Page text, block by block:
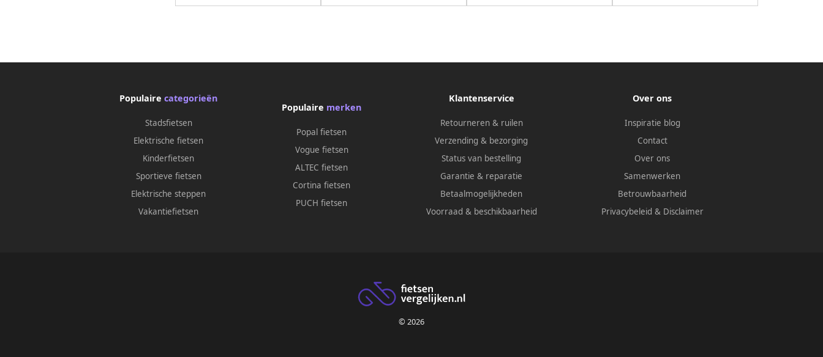
Populairecategorieën
Stadsfietsen
Elektrische fietsen
Kinderfietsen
Sportieve fietsen
Elektrische steppen
Vakantiefietsen
Populaire merken
Popal fietsen
Vogue fietsen
ALTEC fietsen
Cortina fietsen
PUCH fietsen
Klantenservice
Retourneren & ruilen
Verzending & bezorging
Status van bestelling
Garantie & reparatie
Betaalmogelijkheden
Voorraad & beschikbaarheid
Over ons
Inspiratie blog
Contact
Over ons
Samenwerken
Betrouwbaarheid
Privacybeleid & Disclaimer
© 2026